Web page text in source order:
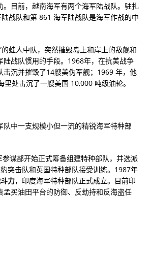
。目前，越南海军有两个海军陆战队。驻扎
战队和第 861 海军陆战队是海军作战的中
的蛙人中队，突然摧毁岛上和岸上的敌舰和
陆战队惯用的手段。1968年，在抗美战争
击沉并摧毁了14艘美伪军舰；1969 年，他
处击沉了一艘美国 10,000 吨级油轮。
队中一支规模小但一流的精锐海军特种部
谋部开始正式筹备组建特种部队，并选派
突击队和英国特种部队接受训练。1987年
力，印度海军特种部队正式成立。目前印
孟买油田平台的防御、反劫持和反海盗任